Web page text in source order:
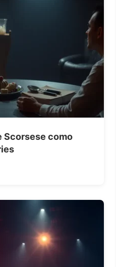
Scorsese como